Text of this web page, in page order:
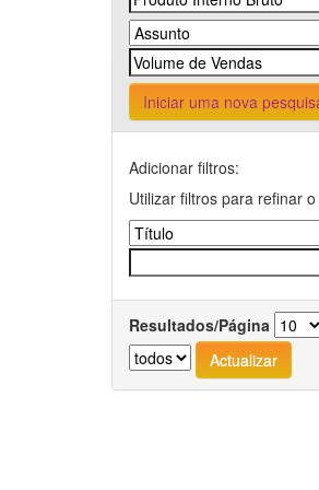
Iniciar uma nova
Adicionar filtros:
Utilizar filtros para refinar
Resultados/Página